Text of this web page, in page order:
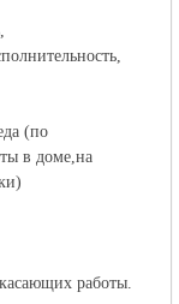
(по
в доме,на
работы.